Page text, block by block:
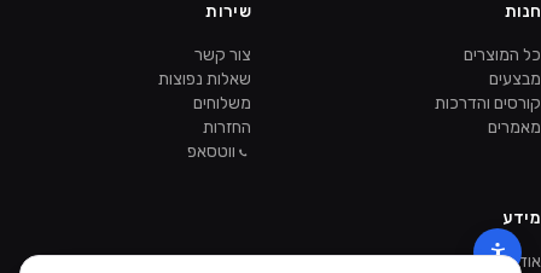
חנות
כל המוצרים
מבצעים
קורסים והדרכות
מאמרים
שירות
צור קשר
שאלות נפוצות
משלוחים
החזרות
ווטסאפ
מידע
אודות